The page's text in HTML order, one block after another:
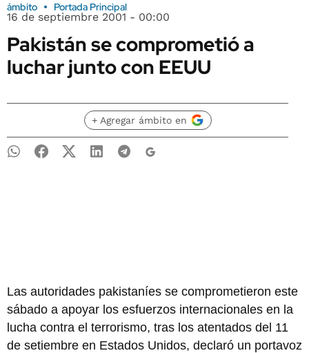
ámbito Portada Principal
16 de septiembre 2001 - 00:00
Pakistán se comprometió a
luchar junto con EEUU
+ Agregar ámbito en
Las autoridades pakistaníes se comprometieron este
sábado a apoyar los esfuerzos internacionales en la
lucha contra el terrorismo, tras los atentados del 11
de setiembre en Estados Unidos, declaró un portavoz